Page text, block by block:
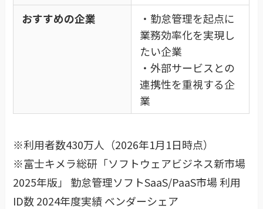
おすすめの企業
・勤怠管理を起点に
業務効率化を実現し
たい企業
・外部サービスとの
連携性を重視する企
業
※利用者数430万人（2026年1月1日時点）
※富士キメラ総研「ソフトウェアビジネス新市場
2025年版」 勤怠管理ソフトSaaS/PaaS市場 利用
ID数 2024年度実績 ベンダーシェア